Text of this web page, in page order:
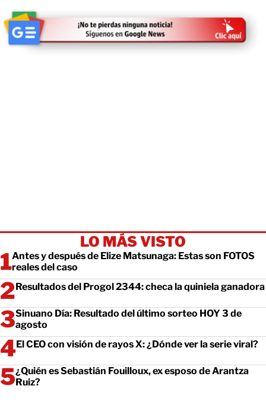
LO MÁS VISTO
Antes y después de Elize Matsunaga: Estas son FOTOS
reales del caso
Resultados del Progol 2344: checa la quiniela ganadora
Sinuano Día: Resultado del último sorteo HOY 3 de
agosto
El CEO con visión de rayos X: ¿Dónde ver la serie viral?
¿Quién es Sebastián Fouilloux, ex esposo de Arantza
Ruiz?